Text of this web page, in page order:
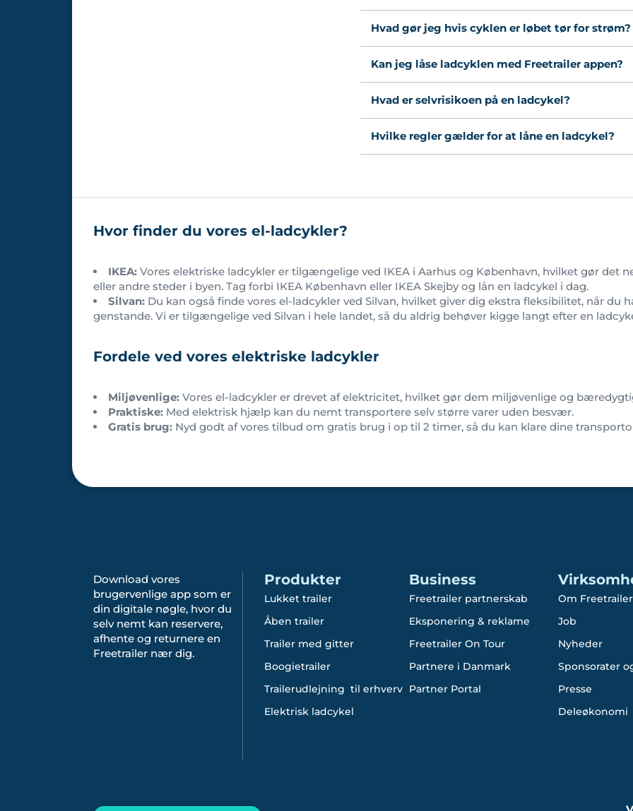
Hvad gør jeg hvis cyklen er løbet tør for strøm?
Kan jeg låse ladcyklen med Freetrailer appen?
Hvad er selvrisikoen på en ladcykel?
Hvilke regler gælder for at låne en ladcykel?
Hvor finder du vores el-ladcykler?
IKEA: Vores elektriske ladcykler er tilgængelige ved IKEA i Aarhus og København, hvilket gør det
eller andre steder i byen. Tag forbi IKEA København eller IKEA Skejby og lån en ladcykel i dag.
Silvan: Du kan også finde vores el-ladcykler ved Silvan, hvilket giver dig ekstra fleksibilitet, når du
genstande. Vi er tilgængelige ved Silvan i hele landet, så du aldrig behøver kigge langt efter en
Fordele ved vores elektriske ladcykler
Miljøvenlige: Vores el-ladcykler er drevet af elektricitet, hvilket gør dem miljøvenlige og
Praktiske: Med elektrisk hjælp kan du nemt transportere selv større varer uden besvær.
Gratis brug: Nyd godt af vores tilbud om gratis brug i op til 2 timer, så du kan klare dine
Download vores
brugervenlige app som er
din digitale nøgle, hvor du
selv nemt kan reservere,
afhente og returnere en
Freetrailer nær dig.
Produkter
Lukket trailer
Åben trailer
Trailer med gitter
Boogietrailer
Trailerudlejning til erhverv
Elektrisk ladcykel
Business
Freetrailer partnerskab
Eksponering & reklame
Freetrailer On Tour
Partnere i Danmark
Partner Portal
Om Freetrailer
Job
Nyheder
Sponsorater
Presse
Deleøkonomi